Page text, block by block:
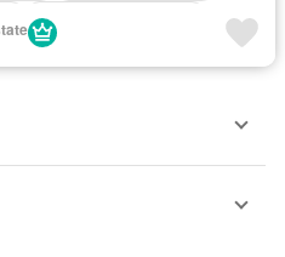
Garita de guardianía
Patio
amoblar